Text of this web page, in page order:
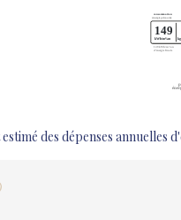
des dépenses annuelles